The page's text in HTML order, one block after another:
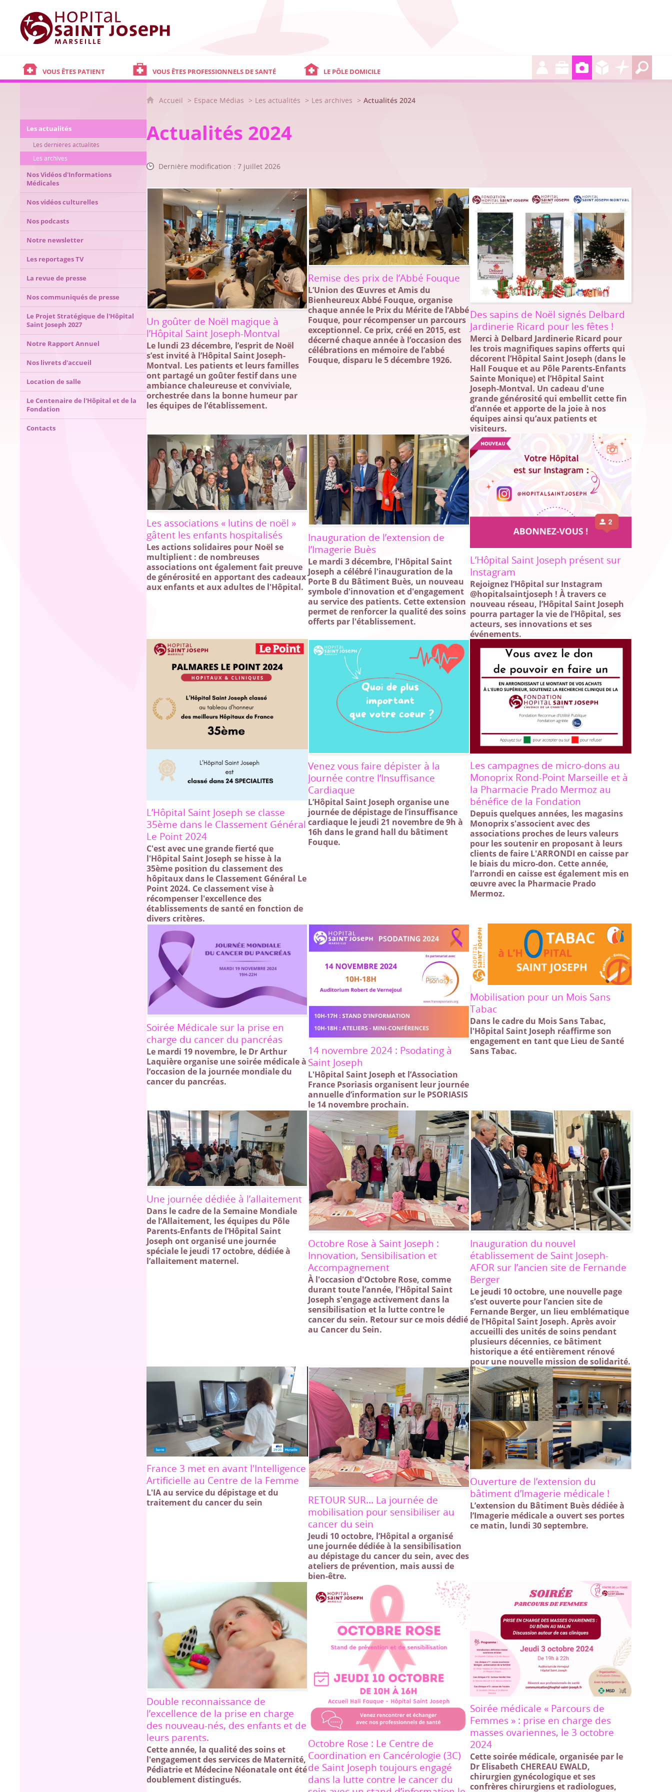
Hôpital Saint Joseph - Marseille
VOUS ÊTES PATIENT VOUS ÊTES PROFESSIONNELS DE SANTÉ LE PÔLE DOMICILE
Les actualités
Les dernières actualités
Les archives
Nos Vidéos d'Informations
Médicales
Nos vidéos culturelles
Nos podcasts
Notre newsletter
Les reportages TV
La revue de presse
Nos communiqués de presse
Le Projet Stratégique de l'Hôpital
Saint Joseph 2027
Notre Rapport Annuel
Nos livrets d'accueil
Location de salle
Le Centenaire de l'Hôpital et de la
Fondation
Contacts
Accueil Espace Médias Les actualités Les archives Actualités 2024
Actualités 2024
Dernière modification : 7 juillet 2026
Un goûter de Noël magique à
l’Hôpital Saint Joseph-Montval
Le lundi 23 décembre, l’esprit de Noël
s’est invité à l’Hôpital Saint Joseph-
Montval. Les patients et leurs familles
ont partagé un goûter festif dans une
ambiance chaleureuse et conviviale,
orchestrée dans la bonne humeur par
les équipes de l’établissement.
Remise des prix de l’Abbé Fouque
L’Union des Œuvres et Amis du
Bienheureux Abbé Fouque, organise
chaque année le Prix du Mérite de l’Abbé
Fouque, pour récompenser un parcours
exceptionnel. Ce prix, créé en 2015, est
décerné chaque année à l’occasion des
célébrations en mémoire de l’abbé
Fouque, disparu le 5 décembre 1926.
Des sapins de Noël signés Delbard
Jardinerie Ricard pour les fêtes !
Merci à Delbard Jardinerie Ricard pour
les trois magnifiques sapins offerts qui
décorent l’Hôpital Saint Joseph (dans le
Hall Fouque et au Pôle Parents-Enfants
Sainte Monique) et l’Hôpital Saint
Joseph-Montval. Un cadeau d'une
grande générosité qui embellit cette fin
d’année et apporte de la joie à nos
équipes ainsi qu’aux patients et
visiteurs.
Les associations « lutins de noël »
gâtent les enfants hospitalisés
Les actions solidaires pour Noël se
multiplient : de nombreuses
associations ont également fait preuve
de générosité en apportant des cadeaux
aux enfants et aux adultes de l'Hôpital.
Inauguration de l’extension de
l’Imagerie Buès
Le mardi 3 décembre, l'Hôpital Saint
Joseph a célébré l'inauguration de la
Porte B du Bâtiment Buès, un nouveau
symbole d'innovation et d'engagement
au service des patients. Cette extension
permet de renforcer la qualité des soins
offerts par l'établissement.
L’Hôpital Saint Joseph présent sur
Instagram
Rejoignez l’Hôpital sur Instagram
@hopitalsaintjoseph ! À travers ce
nouveau réseau, l’Hôpital Saint Joseph
pourra partager la vie de l’Hôpital, ses
acteurs, ses innovations et ses
événements.
L’Hôpital Saint Joseph se classe
35ème dans le Classement Général
Le Point 2024
C'est avec une grande fierté que
l'Hôpital Saint Joseph se hisse à la
35ème position du classement des
hôpitaux dans le Classement Général Le
Point 2024. Ce classement vise à
récompenser l'excellence des
établissements de santé en fonction de
divers critères.
Venez vous faire dépister à la
Journée contre l’Insuffisance
Cardiaque
L’Hôpital Saint Joseph organise une
journée de dépistage de l’insuffisance
cardiaque le jeudi 21 novembre de 9h à
16h dans le grand hall du bâtiment
Fouque.
Les campagnes de micro-dons au
Monoprix Rond-Point Marseille et à
la Pharmacie Prado Mermoz au
bénéfice de la Fondation
Depuis quelques années, les magasins
Monoprix s'associent avec des
associations proches de leurs valeurs
pour les soutenir en proposant à leurs
clients de faire L'ARRONDI en caisse par
le biais du micro-don. Cette année,
l’arrondi en caisse est également mis en
œuvre avec la Pharmacie Prado
Mermoz.
Soirée Médicale sur la prise en
charge du cancer du pancréas
Le mardi 19 novembre, le Dr Arthur
Laquière organise une soirée médicale à
l’occasion de la journée mondiale du
cancer du pancréas.
14 novembre 2024 : Psodating à
Saint Joseph
L'Hôpital Saint Joseph et l’Association
France Psoriasis organisent leur journée
annuelle d’information sur le PSORIASIS
le 14 novembre prochain.
Mobilisation pour un Mois Sans
Tabac
Dans le cadre du Mois Sans Tabac,
l'Hôpital Saint Joseph réaffirme son
engagement en tant que Lieu de Santé
Sans Tabac.
Une journée dédiée à l’allaitement
Dans le cadre de la Semaine Mondiale
de l’Allaitement, les équipes du Pôle
Parents-Enfants de l’Hôpital Saint
Joseph ont organisé une journée
spéciale le jeudi 17 octobre, dédiée à
l’allaitement maternel.
Octobre Rose à Saint Joseph :
Innovation, Sensibilisation et
Accompagnement
À l'occasion d'Octobre Rose, comme
durant toute l’année, l'Hôpital Saint
Joseph s'engage activement dans la
sensibilisation et la lutte contre le
cancer du sein. Retour sur ce mois dédié
au Cancer du Sein.
Inauguration du nouvel
établissement de Saint Joseph-
AFOR sur l’ancien site de Fernande
Berger
Le jeudi 10 octobre, une nouvelle page
s’est ouverte pour l’ancien site de
Fernande Berger, un lieu emblématique
de l’Hôpital Saint Joseph. Après avoir
accueilli des unités de soins pendant
plusieurs décennies, ce bâtiment
historique a été entièrement rénové
pour une nouvelle mission de solidarité.
France 3 met en avant l'Intelligence
Artificielle au Centre de la Femme
L'IA au service du dépistage et du
traitement du cancer du sein
RETOUR SUR... La journée de
mobilisation pour sensibiliser au
cancer du sein
Jeudi 10 octobre, l’Hôpital a organisé
une journée dédiée à la sensibilisation
au dépistage du cancer du sein, avec des
ateliers de prévention, mais aussi de
bien-être.
Ouverture de l’extension du
bâtiment d’Imagerie médicale !
L’extension du Bâtiment Buès dédiée à
l’Imagerie médicale a ouvert ses portes
ce matin, lundi 30 septembre.
Double reconnaissance de
l’excellence de la prise en charge
des nouveau-nés, des enfants et de
leurs parents.
Cette année, la qualité des soins et
l'engagement des services de Maternité,
Pédiatrie et Médecine Néonatale ont été
doublement distingués.
Octobre Rose : Le Centre de
Coordination en Cancérologie (3C)
de Saint Joseph toujours engagé
dans la lutte contre le cancer du
Soirée médicale « Parcours de
Femmes » : prise en charge des
masses ovariennes, le 3 octobre
2024
Cette soirée médicale, organisée par le
Dr Elisabeth CHEREAU EWALD,
chirurgien gynécologique et ses
confrères chirurgiens et radiologues,